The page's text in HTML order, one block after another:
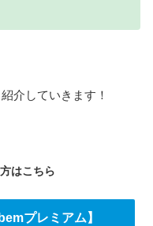
介していきます！
はこちら
プレミアム】